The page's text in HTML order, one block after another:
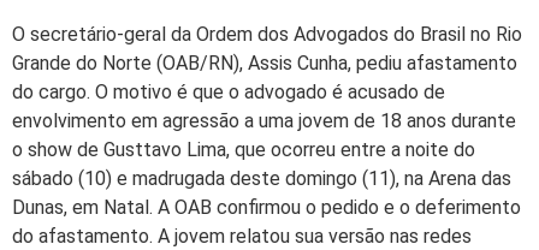
O secretário-geral da Ordem dos Advogados do Brasil no Rio
Grande do Norte (OAB/RN), Assis Cunha, pediu afastamento
do cargo. O motivo é que o advogado é acusado de
envolvimento em agressão a uma jovem de 18 anos durante
o show de Gusttavo Lima, que ocorreu entre a noite do
sábado (10) e madrugada deste domingo (11), na Arena das
Dunas, em Natal. A OAB confirmou o pedido e o deferimento
do afastamento. A jovem relatou sua versão nas redes